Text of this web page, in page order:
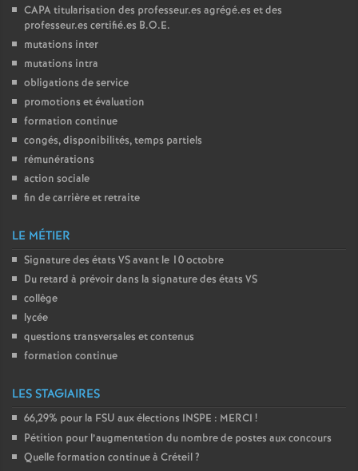
CAPAtitularisation des professeur.es agrégé.es et des
professeur.es certifié.es B.O.E.
mutations inter
mutations intra
obligations de service
promotions et évaluation
formation continue
congés, disponibilités, temps partiels
rémunérations
action sociale
fin de carrière et retraite
LE MÉTIER
Signature des états VSavant le 10 octobre
Du retard à prévoir dans la signature des états VS
collège
lycée
questions transversales et contenus
formation continue
LES STAGIAIRES
66,29% pour la FSU aux élections INSPE : MERCI !
Pétition pour l’augmentation du nombre de postes aux concours
Quelle formation continue à Créteil?